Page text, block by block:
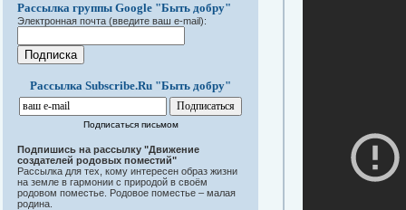
Рассылка группы Google "Быть добру"
Электронная почта (введите ваш e-mail):
Рассылка Subscribe.Ru "Быть добру"
Подписаться письмом
Подпишись на рассылку "Движение
создателей родовых поместий"
Рассылка для тех, кому интересен образ жизни
на земле в гармонии с природой в своём
родовом поместье. Родовое поместье – малая
родина.